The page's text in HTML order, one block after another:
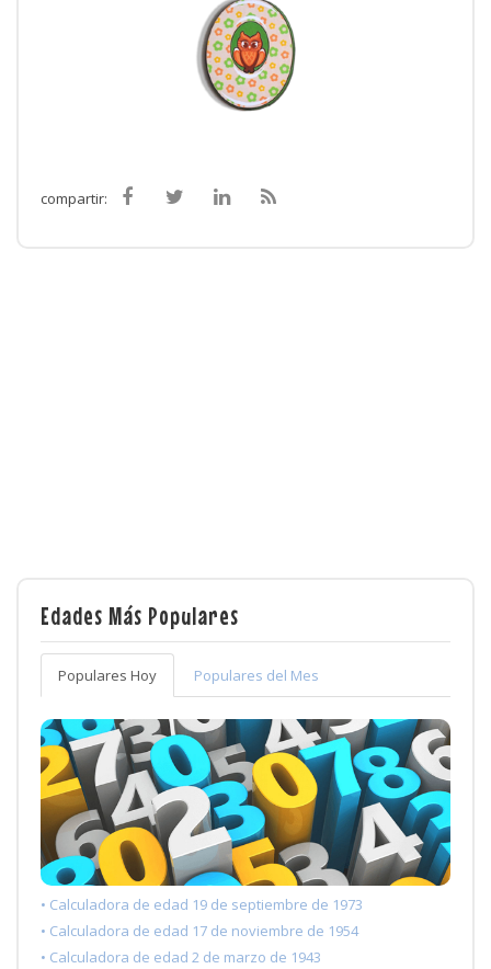
compartir:
Edades Más Populares
Populares Hoy Populares del Mes
• Calculadora de edad 19 de septiembre de 1973
• Calculadora de edad 17 de noviembre de 1954
• Calculadora de edad 2 de marzo de 1943